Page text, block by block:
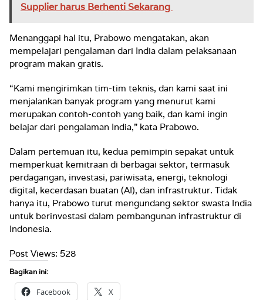
Supplier harus Berhenti Sekarang
Menanggapi hal itu, Prabowo mengatakan, akan
mempelajari pengalaman dari India dalam pelaksanaan
program makan gratis.
“Kami mengirimkan tim-tim teknis, dan kami saat ini
menjalankan banyak program yang menurut kami
merupakan contoh-contoh yang baik, dan kami ingin
belajar dari pengalaman India,” kata Prabowo.
Dalam pertemuan itu, kedua pemimpin sepakat untuk
memperkuat kemitraan di berbagai sektor, termasuk
perdagangan, investasi, pariwisata, energi, teknologi
digital, kecerdasan buatan (AI), dan infrastruktur. Tidak
hanya itu, Prabowo turut mengundang sektor swasta India
untuk berinvestasi dalam pembangunan infrastruktur di
Indonesia.
Post Views: 528
Bagikan ini:
Facebook X